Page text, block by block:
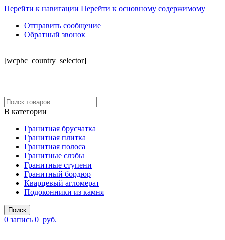
Перейти к навигации Перейти к основному содержимому
Отправить сообщение
Обратный звонок
[wcpbc_country_selector]
В категории
Гранитная брусчатка
Гранитная плитка
Гранитная полоса
Гранитные слэбы
Гранитные ступени
Гранитный бордюр
Кварцевый агломерат
Подоконники из камня
Поиск
0 запись 0 руб.